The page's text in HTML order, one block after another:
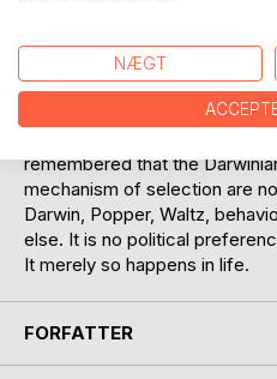
Popperian falsificationism
theory. Natural selection
remembered that the
mechanism of selection are
Darwin, Popper, Waltz,
else. It is no political
It merely so happens in life.
FORFATTER
NÆGT